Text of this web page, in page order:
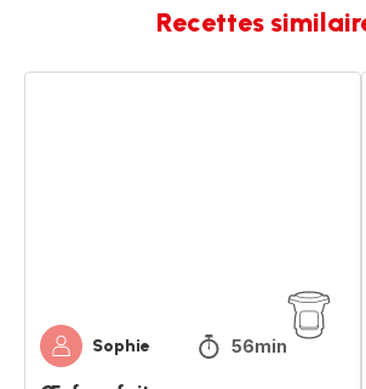
Recettes
Sophie 56min